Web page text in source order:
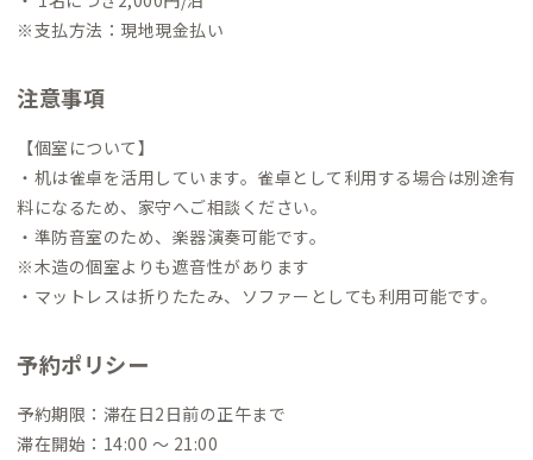
※支払方法：現地現金払い
注意事項
【個室について】
・机は雀卓を活用しています。雀卓として利用する場合は別途有
料になるため、家守へご相談ください。
・準防音室のため、楽器演奏可能です。
※木造の個室よりも遮音性があります
・マットレスは折りたたみ、ソファーとしても利用可能です。
予約ポリシー
予約期限：滞在日2日前の正午まで
滞在開始：14:00 〜 21:00